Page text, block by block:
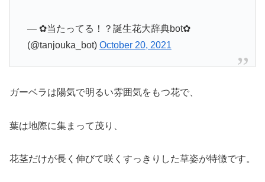
— ✿当たってる！？誕生花大辞典bot✿
(@tanjouka_bot) October 20, 2021
ガーベラは陽気で明るい雰囲気をもつ花で、
葉は地際に集まって茂り、
花茎だけが長く伸びて咲くすっきりした草姿が特徴です。